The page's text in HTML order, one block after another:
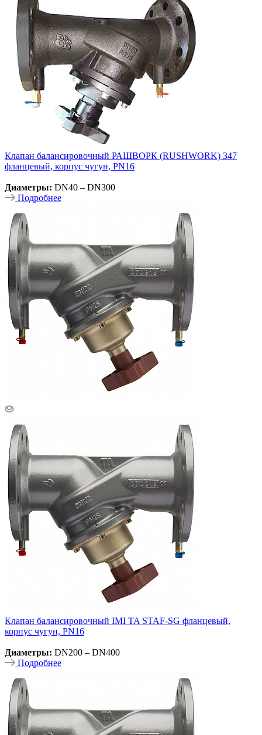
Клапан балансировочный РАШВОРК (RUSHWORK) 347
фланцевый, корпус чугун, PN16
Диаметры: DN40 – DN300
Подробнее
Клапан балансировочный IMI TA STAF-SG фланцевый,
корпус чугун, PN16
Диаметры: DN200 – DN400
Подробнее